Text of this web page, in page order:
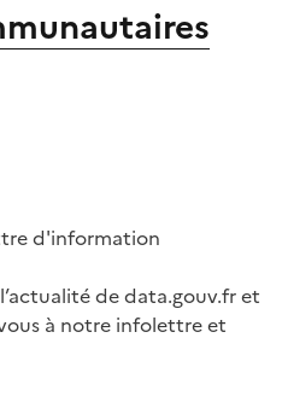
d'information
de data.gouv.fr et
à notre infolettre et